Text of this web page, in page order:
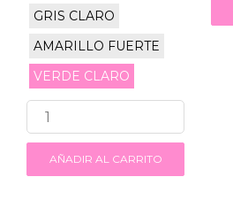
GRIS CLARO
AMARILLO FUERTE
VERDE CLARO
AÑADIR AL CARRITO